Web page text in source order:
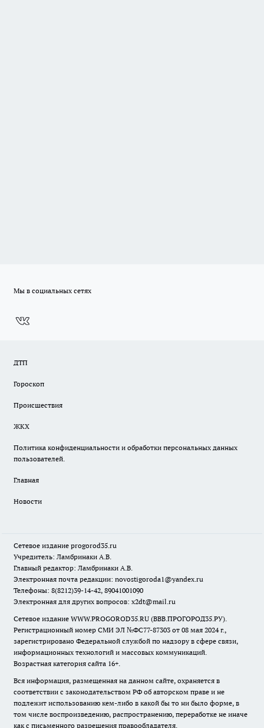
Мы в социальных сетях
ДТП
Гороскоп
Происшествия
ЖКХ
Политика конфиденциальности и обработки персональных данных
пользователей.
Главная
Новости
Сетевое издание progorod35.ru
Учредитель: Ламбринаки А.В.
Главный редактор: Ламбринаки А.В.
Электронная почта редакции: novostigoroda1@yandex.ru
Телефоны: 8(8212)39-14-42, 89041001090
Электронная для других вопросов: x2dt@mail.ru
Сетевое издание WWW.PROGOROD35.RU (ВВВ.ПРОГОРОД35.РУ).
Регистрационный номер СМИ ЭЛ №ФС77-87303 от 08 мая 2024 г.,
зарегистрировано Федеральной службой по надзору в сфере связи,
информационных технологий и массовых коммуникаций.
Возрастная категория сайта 16+.
Вся информация, размещенная на данном сайте, охраняется в
соответствии с законодательством РФ об авторском праве и не
подлежит использованию кем-либо в какой бы то ни было форме, в
том числе воспроизведению, распространению, переработке не иначе
как с письменного разрешения правообладателя.